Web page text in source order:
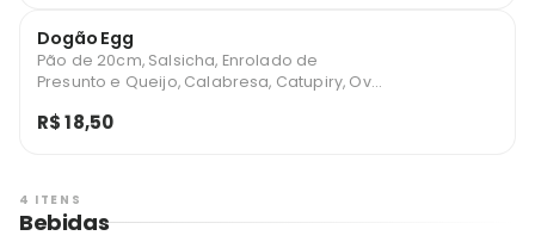
Dogão Egg
Pão de 20cm, Salsicha, Enrolado de
Presunto e Queijo, Calabresa, Catupiry, Ovo
Milho, Batata, ketchup e maionese.
R$ 18,50
4 ITENS
Bebidas